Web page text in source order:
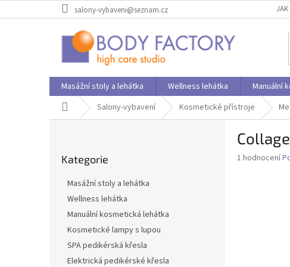
na
salony-vybaveni@seznam.cz
Masážní stoly a lehátka Wellness lehátka Manuální
Domů Salony-vybavení Kosmetické přístroje
kategorie
Kategorie
Masážní stoly a lehátka
Wellness lehátka
Manuální kosmetická lehátka
Kosmetické lampy s lupou
SPA pedikérská křesla
Elektrická pedikérské křesla
Průměrné
1 hodnocení